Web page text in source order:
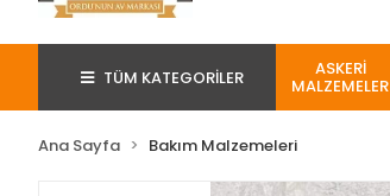
TÜM KATEGORİLER ASKERİ
MALZEMELER
Ana Sayfa Bakım Malzemeleri